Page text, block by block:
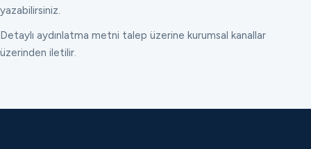
yazabilirsiniz.
Detaylı aydınlatma metni talep üzerine kurumsal kanallar
üzerinden iletilir.